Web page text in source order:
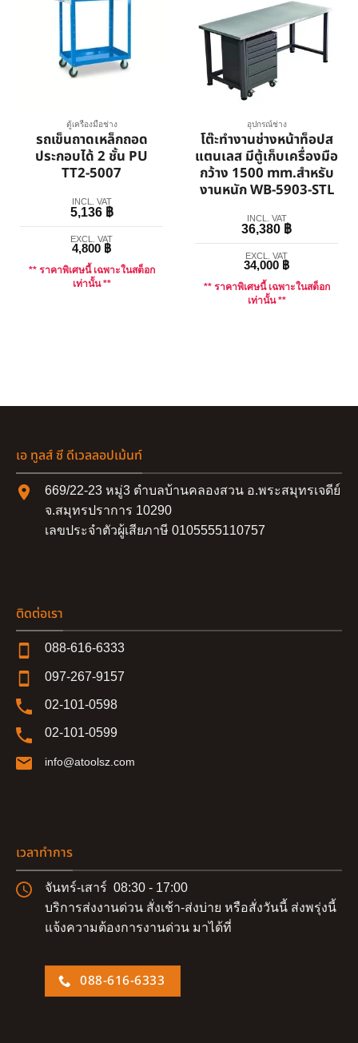
ตู้เครื่องมือช่าง
รถเข็นถาดเหล็กถอด
ประกอบได้ 2 ชั้น PU
TT2-5007
INCL. VAT
5,136 ฿
EXCL. VAT
4,800 ฿
** ราคาพิเศษนี้ เฉพาะในสต็อก
เท่านั้น **
อุปกรณ์ช่าง
โต๊ะทำงานช่างหน้าท็อปส
แตนเลส มีตู้เก็บเครื่องมือ
กว้าง 1500 mm.สำหรับ
งานหนัก WB-5903-STL
INCL. VAT
36,380 ฿
EXCL. VAT
34,000 ฿
** ราคาพิเศษนี้ เฉพาะในสต็อก
เท่านั้น **
เอ ทูลส์ ซี ดีเวลลอปเม้นท์
669/22-23 หมู่3 ตำบลบ้านคลองสวน อ.พระสมุทรเจดีย์
จ.สมุทรปราการ 10290
เลขประจำตัวผู้เสียภาษี 0105555110757
ติดต่อเรา
088-616-6333
097-267-9157
02-101-0598
02-101-0599
info@atoolsz.com
เวลาทำการ
จันทร์-เสาร์ 08:30 - 17:00
บริการส่งงานด่วน สั่งเช้า-ส่งบ่าย หรือสั่งวันนี้ ส่งพรุ่งนี้
แจ้งความต้องการงานด่วน มาได้ที่
088-616-6333